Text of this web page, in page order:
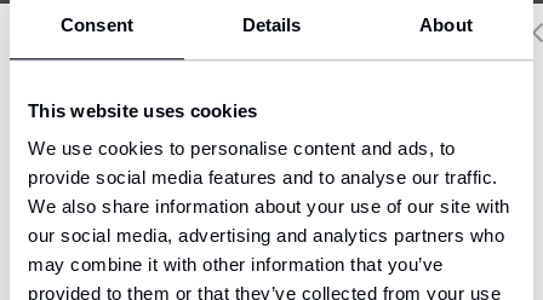
Consent Details About
This website uses cookies
We use cookies to personalise content and ads, to
provide social media features and to analyse our traffic.
We also share information about your use of our site with
our social media, advertising and analytics partners who
may combine it with other information that you’ve
provided to them or that they’ve collected from your use
your location.
United States (USD)
Ship to
Language